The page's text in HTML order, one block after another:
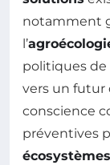
notamment
l’
politiques de
vers un futur
conscience
préventives
écosystèmes